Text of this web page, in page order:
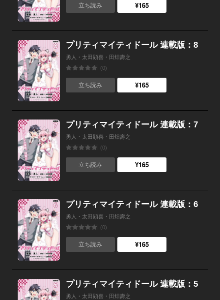
立ち読み ¥165
プリティマイティドール 連載版：8
勇人・太田顕喜・田畑壽之
(0)
立ち読み ¥165
プリティマイティドール 連載版：7
勇人・太田顕喜・田畑壽之
(0)
立ち読み ¥165
プリティマイティドール 連載版：6
勇人・太田顕喜・田畑壽之
(0)
立ち読み ¥165
プリティマイティドール 連載版：5
勇人・太田顕喜・田畑壽之